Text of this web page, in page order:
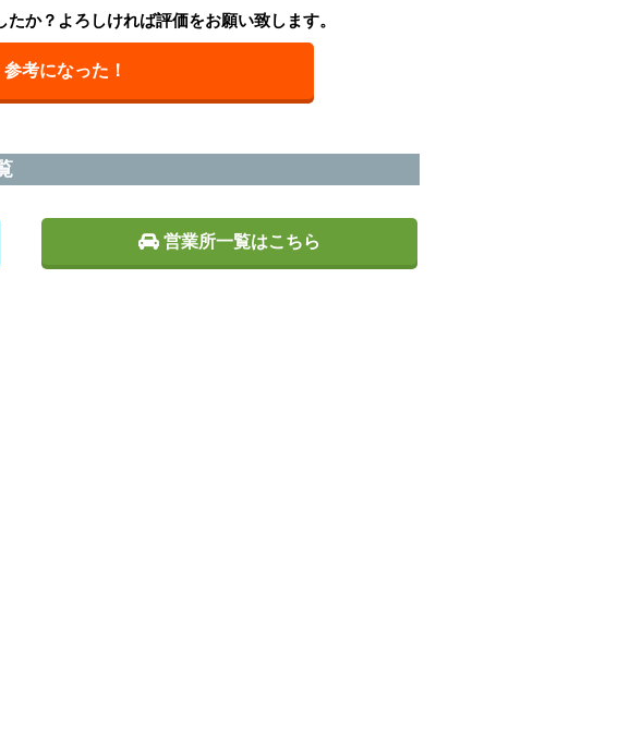
か？よろしければ評価をお願い致します。
参考になった！
営業所一覧はこちら